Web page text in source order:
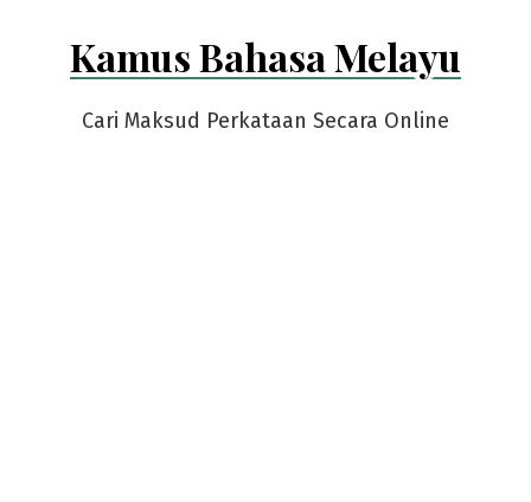
Kamus Bahasa Melayu
Cari Maksud Perkataan Secara Online